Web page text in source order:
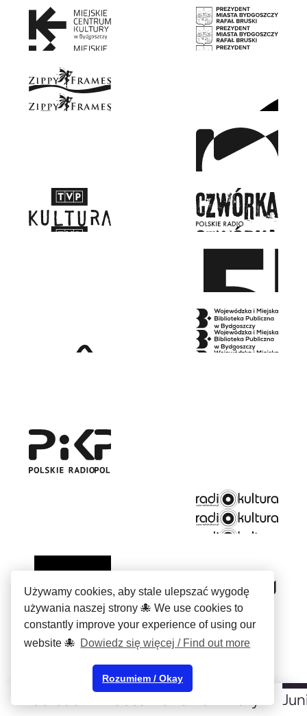
Używamy cookies, aby stale ulepszać wygodę
używania naszej strony 🐙 We use cookies to
constantly improve your experience of using our
website 🐙 Dowiedz się więcej / Find out more
Rozumiem / Okay
Laureaci Podsumowanie Jury